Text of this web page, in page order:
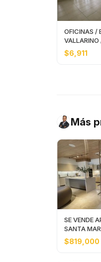
OFICINAS /
6 DIVISIONES
$6,911
Más
SE VENDE
SANTA
$819,000